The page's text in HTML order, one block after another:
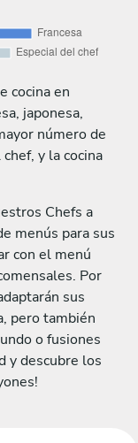
cocina en
japonesa,
número de
y la cocina
Chefs a
menús para sus
con el menú
Por
sus
pero también
o fusiones
y descubre los